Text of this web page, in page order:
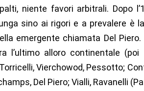
niente favori arbitrali. Dopo
sino ai rigori e a prevalere è
emergente chiamata Del
l’ultimo alloro continentale (poi
Vierchowod, Pessotto;
Del Piero; Vialli, Ravanelli